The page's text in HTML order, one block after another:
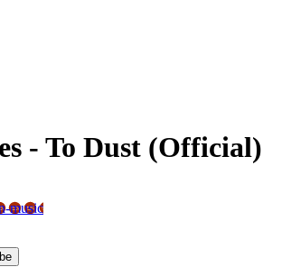
- To Dust (Official)
music